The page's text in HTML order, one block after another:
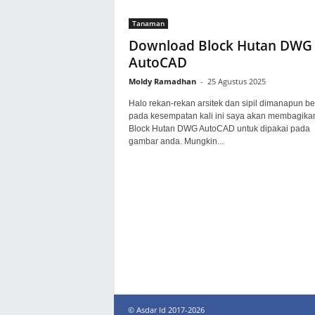
Tanaman
Download Block Hutan DWG
AutoCAD
Moldy Ramadhan - 25 Agustus 2025
Halo rekan-rekan arsitek dan sipil dimanapun
pada kesempatan kali ini saya akan
Block Hutan DWG AutoCAD untuk dipakai pada
gambar anda. Mungkin...
© Asdar Id 2017-2026